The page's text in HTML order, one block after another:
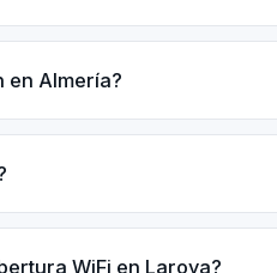
en Almería?
WiFi en Laroya?